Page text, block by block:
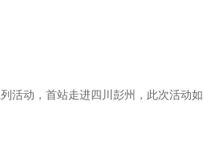
活动，首站走进四川彭州，此次活动如